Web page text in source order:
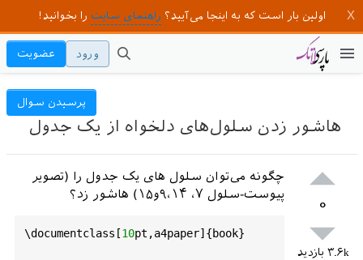
اولین بار است که به اینجا می‌آیید؟ راهنمای سایت را بخوانید!
ورود عضویت
هاشور زدن سلول‌های دلخواه از یک جدول
پرسیدن سوال
۰
۳.۶k بازدید
چگونه می‌توان سلول های یک جدول را (تصویر
پیوست-سلول ۷، ۹،۱۴و۱۵) هاشور زد؟
\documentclass [10pt ,a4paper]{book}